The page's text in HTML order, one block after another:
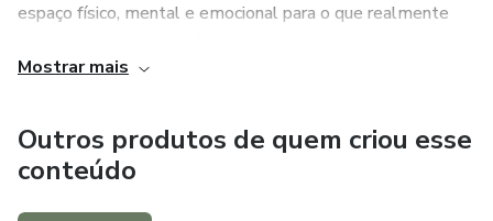
espaço físico, mental e emocional para o que realmente
rodas. Mãe do João Pedro (10) e da Lara Helena (7),
estudante do corpo e da mente, e praticante e professora
de Yoga.
Mostrar mais
Outros produtos de quem criou esse
conteúdo